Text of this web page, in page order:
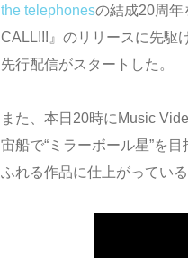
the telephonesの結成20周年
CALL!!!』のリリースに先駆
先行配信がスタートした。
また、本日20時にMusic
宙船で“ミラーボール星”を
ふれる作品に仕上がってい